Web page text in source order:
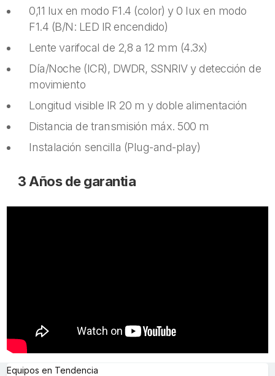
0,11 lux en modo F1.4 (color) y 0 lux en modo
F1.4 (B/N: LED IR encendido)
Lente varifocal de 2,8 a 12 mm (4.3x)
Día/Noche (ICR), DWDR, SSNRIV y detección de
movimiento
Longitud visible IR 20 m y doble alimentación
Distancia de transmisión máx. 500 m
Instalación sencilla (Plug-and-play)
3 Años de garantia
Equipos en Tendencia